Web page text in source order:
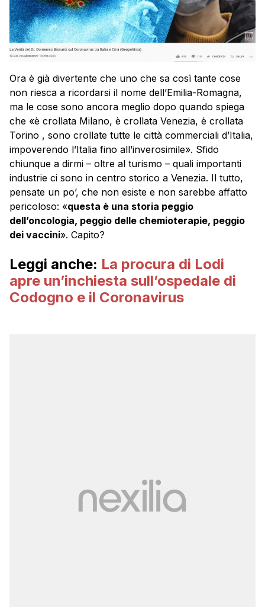
Ora è già divertente che uno che sa così tante cose
non riesca a ricordarsi il nome dell’Emilia-Romagna,
ma le cose sono ancora meglio dopo quando spiega
che «è crollata Milano, è crollata Venezia, è crollata
Torino , sono crollate tutte le città commerciali d’Italia,
impoverendo l’Italia fino all’inverosimile». Sfido
chiunque a dirmi – oltre al turismo – quali importanti
industrie ci sono in centro storico a Venezia. Il tutto,
pensate un po’, che non esiste e non sarebbe affatto
pericoloso: «questa è una storia peggio
dell’oncologia, peggio delle chemioterapie, peggio
dei vaccini». Capito?
Leggi anche: La procura di Lodi
apre un’inchiesta sull’ospedale di
Codogno e il Coronavirus